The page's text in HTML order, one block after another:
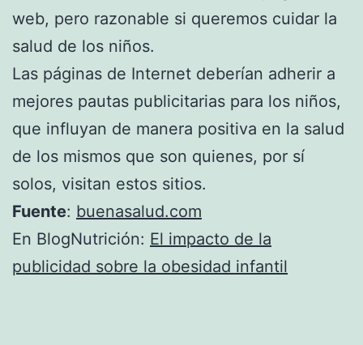
web, pero razonable si queremos cuidar la
salud de los niños.
Las páginas de Internet deberían adherir a
mejores pautas publicitarias para los niños,
que influyan de manera positiva en la salud
de los mismos que son quienes, por sí
solos, visitan estos sitios.
Fuente: buenasalud.com
En BlogNutrición: El impacto de la
publicidad sobre la obesidad infantil